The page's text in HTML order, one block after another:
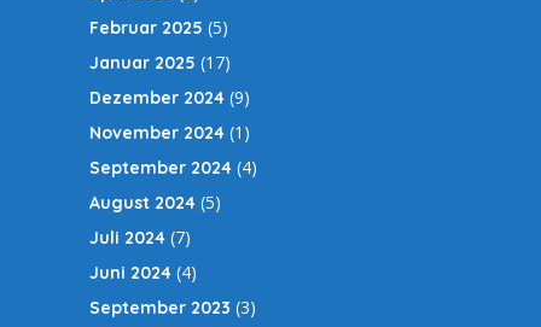
Februar 2025 (5)
Januar 2025 (17)
Dezember 2024 (9)
November 2024 (1)
September 2024 (4)
August 2024 (5)
Juli 2024 (7)
Juni 2024 (4)
September 2023 (3)